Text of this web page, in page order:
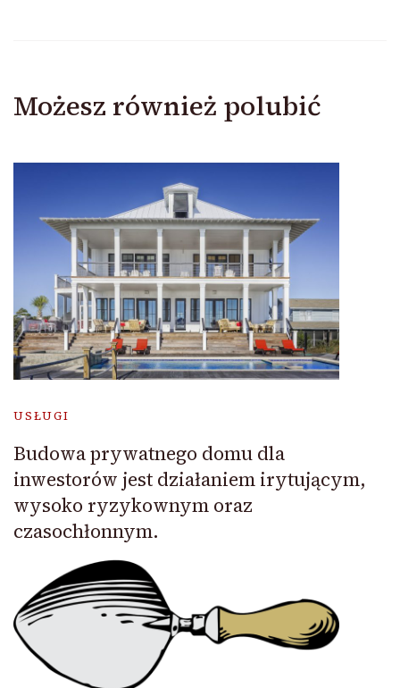
Możesz również polubić
USŁUGI
Budowa prywatnego domu dla
inwestorów jest działaniem irytującym,
wysoko ryzykownym oraz
czasochłonnym.